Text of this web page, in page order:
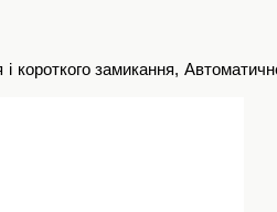
короткого замикання,